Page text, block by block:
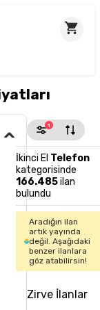
1
İkinci El Telefon
kategorisinde
166.485ilan
bulundu
Aradığın ilan
artık yayında
değil. Aşağıdaki
benzer ilanlara
göz atabilirsin!
Zirve İlanlar